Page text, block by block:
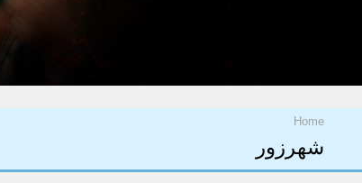
شما اینجا هستید
Home
شهرزور